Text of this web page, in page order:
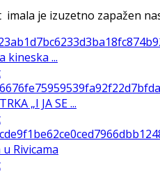
je izuzetno zapažen
kineska ...
„I JA SE ...
Rivicama